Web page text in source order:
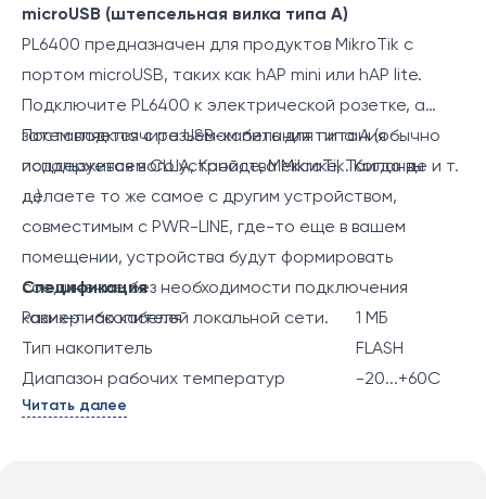
microUSB (штепсельная вилка типа A)
PL6400 предназначен для продуктов MikroTik с
портом microUSB, таких как hAP mini или hAP lite.
Подключите PL6400 к электрической розетке, а
затем подключите USB-кабель для питания
поддерживаемого устройства MikroTik. Когда вы
делаете то же самое с другим устройством,
совместимым с PWR-LINE, где-то еще в вашем
помещении, устройства будут формировать
соединение без необходимости подключения
каких-либо кабелей локальной сети.
Поставляется с разъемом питания типа A (обычно
используется в США, Канаде, Мексике, Таиланде и т.
д.)
Спецификация
Размер накопителя
1 МБ
Тип накопитель
FLASH
Диапазон рабочих температур
-20...+60C
Читать далее